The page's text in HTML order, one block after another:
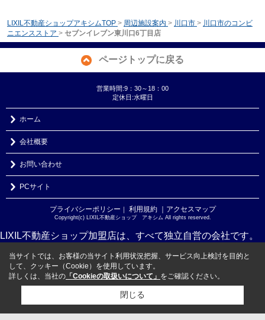
LIXIL不動産ショップアキシムTOP > 周辺施設案内 > 川口市 > 川口市のコンビ
ニエンスストア > セブンイレブン東川口6丁目店
ページトップに戻る
営業時間:9：30～18：00
定休日:水曜日
ホーム
会社概要
お問い合わせ
PCサイト
プライバシーポリシー ｜ 利用規約 ｜アクセスマップ
Copyright(c) LIXIL不動産ショップ アキシム All rights reserved.
LIXIL不動産ショップ加盟店は、すべて独立自営の会社です。
当サイトでは、お客様の当サイト利用状況把握、サービス向上検討を目的と
して、クッキー（Cookie）を使用しています。
詳しくは、当社の 「Cookieの取扱いについて」 をご確認ください。
閉じる